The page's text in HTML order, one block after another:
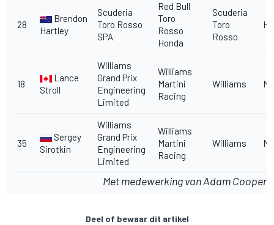
28
Brendon
Hartley
Scuderia
Toro Rosso
SPA
Red Bull
Toro
Rosso
Honda
Scuderia
Toro
Rosso
18
Lance
Stroll
Williams
Grand Prix
Engineering
Limited
Williams
Martini
Racing
Williams
35
Sergey
Sirotkin
Williams
Grand Prix
Engineering
Limited
Williams
Martini
Racing
Williams
Met medewerking van Adam Cooper
Deel of bewaar dit artikel